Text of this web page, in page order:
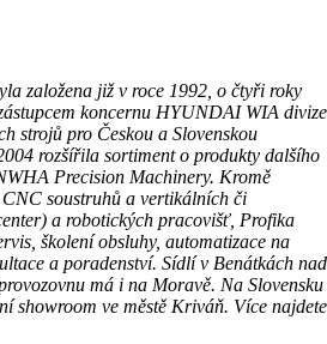
založena již v roce 1992, o čtyři roky
koncernu HYUNDAI WIA divize
strojů pro Českou a Slovenskou
rozšířila sortiment o produkty dalšího
Precision Machinery. Kromě
soustruhů a vertikálních či
a robotických pracovišť, Profika
školení obsluhy, automatizace na
a poradenství. Sídlí v Benátkách nad
má i na Moravě. Na Slovensku
showroom ve městě Kriváň. Více najdete